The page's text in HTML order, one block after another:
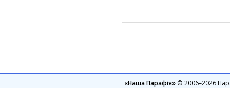
«Наша Парафія»© 2006–2026